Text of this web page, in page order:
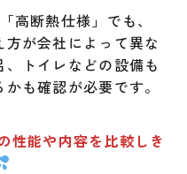
高断熱仕様」でも、
が会社によって異な
トイレなどの設備も
も確認が必要です。
性能や内容を比較しき